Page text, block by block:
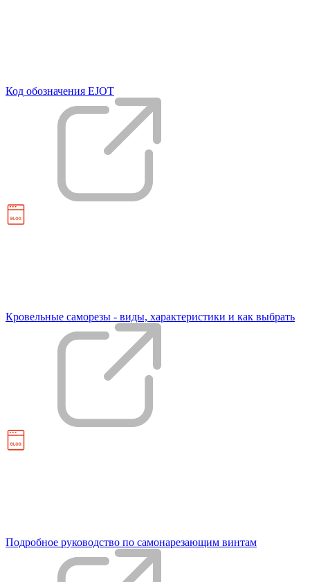
Код обозначения EJOT
Кровельные саморезы - виды, характеристики и как выбрать
Подробное руководство по самонарезающим винтам